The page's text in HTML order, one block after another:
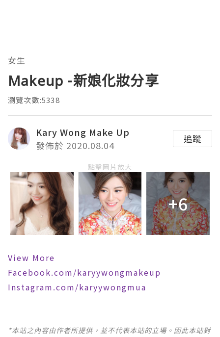
女生
Makeup -新娘化妝分享
瀏覽次數:5338
Kary Wong Make Up
發佈於 2020.08.04
追蹤
點擊圖片放大
+6
View More
Facebook.com/karyywongmakeup
Instagram.com/karyywongmua
*本站之內容由作者所提供，並不代表本站的立場。因此本站對